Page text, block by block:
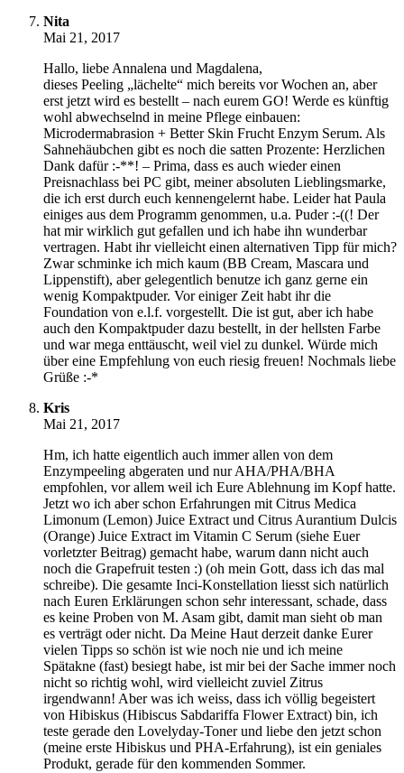
Nita
Mai 21, 2017
Hallo, liebe Annalena und Magdalena,
dieses Peeling „lächelte“ mich bereits vor Wochen an, aber
erst jetzt wird es bestellt – nach eurem GO! Werde es künftig
wohl abwechselnd in meine Pflege einbauen:
Microdermabrasion + Better Skin Frucht Enzym Serum. Als
Sahnehäubchen gibt es noch die satten Prozente: Herzlichen
Dank dafür :-**! – Prima, dass es auch wieder einen
Preisnachlass bei PC gibt, meiner absoluten Lieblingsmarke,
die ich erst durch euch kennengelernt habe. Leider hat Paula
einiges aus dem Programm genommen, u.a. Puder :-((! Der
hat mir wirklich gut gefallen und ich habe ihn wunderbar
vertragen. Habt ihr vielleicht einen alternativen Tipp für mich?
Zwar schminke ich mich kaum (BB Cream, Mascara und
Lippenstift), aber gelegentlich benutze ich ganz gerne ein
wenig Kompaktpuder. Vor einiger Zeit habt ihr die
Foundation von e.l.f. vorgestellt. Die ist gut, aber ich habe
auch den Kompaktpuder dazu bestellt, in der hellsten Farbe
und war mega enttäuscht, weil viel zu dunkel. Würde mich
über eine Empfehlung von euch riesig freuen! Nochmals liebe
Grüße :-*
Kris
Mai 21, 2017
Hm, ich hatte eigentlich auch immer allen von dem
Enzympeeling abgeraten und nur AHA/PHA/BHA
empfohlen, vor allem weil ich Eure Ablehnung im Kopf hatte.
Jetzt wo ich aber schon Erfahrungen mit Citrus Medica
Limonum (Lemon) Juice Extract und Citrus Aurantium Dulcis
(Orange) Juice Extract im Vitamin C Serum (siehe Euer
vorletzter Beitrag) gemacht habe, warum dann nicht auch
noch die Grapefruit testen :) (oh mein Gott, dass ich das mal
schreibe). Die gesamte Inci-Konstellation liesst sich natürlich
nach Euren Erklärungen schon sehr interessant, schade, dass
es keine Proben von M. Asam gibt, damit man sieht ob man
es verträgt oder nicht. Da Meine Haut derzeit danke Eurer
vielen Tipps so schön ist wie noch nie und ich meine
Spätakne (fast) besiegt habe, ist mir bei der Sache immer noch
nicht so richtig wohl, wird vielleicht zuviel Zitrus
irgendwann! Aber was ich weiss, dass ich völlig begeistert
von Hibiskus (Hibiscus Sabdariffa Flower Extract) bin, ich
teste gerade den Lovelyday-Toner und liebe den jetzt schon
(meine erste Hibiskus und PHA-Erfahrung), ist ein geniales
Produkt, gerade für den kommenden Sommer.